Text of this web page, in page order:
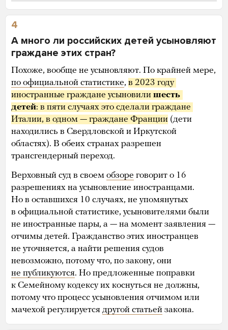
4
А много ли российских детей усыновляют
граждане этих стран?
Похоже, вообще не усыновляют. По крайней мере,
по официальной статистике, в 2023 году
иностранные граждане усыновили шесть
детей: в пяти случаях это сделали граждане
Италии, в одном — граждане Франции (дети
находились в Свердловской и Иркутской
областях). В обеих странах разрешен
трансгендерный переход.
Верховный суд в своем обзоре говорит о 16
разрешениях на усыновление иностранцами.
Но в оставшихся 10 случаях, не упомянутых
в официальной статистике, усыновителями были
не иностранные пары, а — на момент заявления —
отчимы детей. Гражданство этих иностранцев
не уточняется, а найти решения судов
невозможно, потому что, по закону, они
не публикуются. Но предложенные поправки
к Семейному кодексу их коснуться не должны,
потому что процесс усыновления отчимом или
мачехой регулируется другой статьей закона.